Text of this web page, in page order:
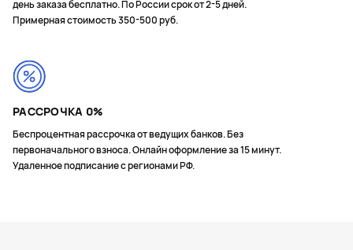
день заказа бесплатно. По России срок от 2-5 дней.
Примерная стоимость 350-500 руб.
РАССРОЧКА 0%
Беспроцентная рассрочка от ведущих банков. Без
первоначального взноса. Онлайн оформление за 15 минут.
Удаленное подписание с регионами РФ.